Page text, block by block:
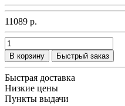
11089 р.
В корзину Быстрый заказ
Быстрая доставка
Низкие цены
Пункты выдачи